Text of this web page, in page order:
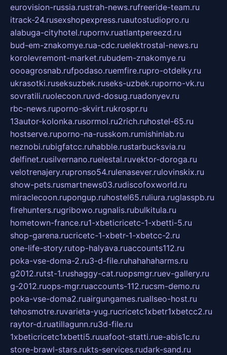
eurovision-russia.rustrah-news.rufreeride-team.ru
itrack-24.rusexshopexpress.ruautostudiopro.ru
alabuga-cityhotel.rupornv.ruatlantpereezd.ru
bud-em-znakomye.rua-cdc.ruelektrostal-news.ru
korolevremont-market.rubudem-znakomye.ru
oooagrosnab.rufpodaso.ruemfire.rupro-otdelky.ru
ukrasotki.ruseksuzbek.ruseks-uzbek.ruporno-vk.ru
sovratili.ruolecoon.ruvd-dosug.ruadonyev.ru
rbc-news.ruporno-skvirt.rukrospr.ru
13autor-kolonka.rusormol.ru2rich.ruhostel-65.ru
hostserve.ruporno-na-russkom.rumishinlab.ru
neznobi.rubigfatcc.ruhabble.rustarbucksvia.ru
delfinet.rusilvernano.ruelestal.ruvektor-doroga.ru
velotrenajery.rupronso54.rulenasever.rulovinskix.ru
show-pets.rusmartnews03.rudiscofoxworld.ru
miraclecoon.rupongup.ruhostel65.ruliura.ruglasspb.ru
firehunters.rugribowo.rugnalis.rubulkitula.ru
hometown-france.ru1-xbeticricetc-1-xbetti-5.ru
shop-garena.rucricetc-1-xbetr-1-xbetcc-2.ru
one-life-story.rutop-halyava.ruaccounts112.ru
poka-vse-doma-2.ru3-d-file.ruhahahaharms.ru
g2012.rutst-1.rushaggy-cat.ruopsmgr.ruev-gallery.ru
g-2012.ruops-mgr.ruaccounts-112.rucsm-demo.ru
poka-vse-doma2.ruairgungames.ruallseo-host.ru
tehosmotre.ruvarieta-yug.rucricetc1xbetr1xbetcc2.ru
raytor-d.ruatillagunn.ru3d-file.ru
1xbeticricetc1xbetti5.ruuafoot-statti.rue-abis1c.ru
store-brawl-stars.rukts-services.rudark-sand.ru